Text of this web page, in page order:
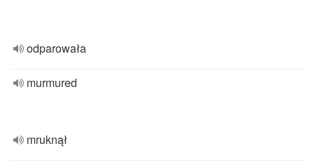
odparowała
murmured
mruknął